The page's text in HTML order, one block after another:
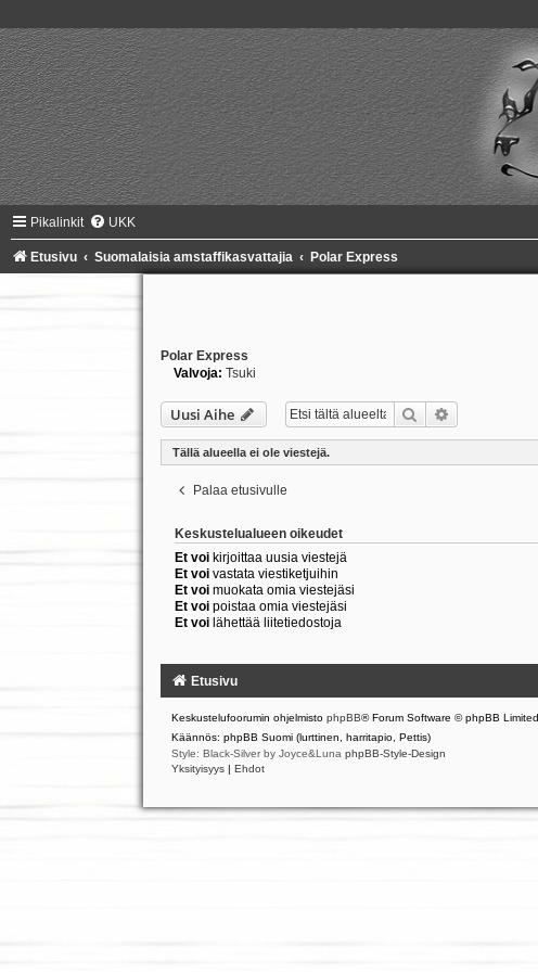
Pikalinkit UKK
Etusivu Suomalaisia amstaffikasvattajia Polar Express
Polar Express
Valvoja: Tsuki
Uusi Aihe Etsi
Tällä alueella ei ole viestejä.
Palaa etusivulle
Keskustelualueen oikeudet
Et voikirjoittaa uusia viestejä
Et voivastata viestiketjuihin
Et voimuokata omia viestejäsi
Et voipoistaa omia viestejäsi
Et voilähettää liitetiedostoja
Etusivu
Keskustelufoorumin ohjelmisto phpBB® Forum Software © phpBB Limited
Käännös: phpBB Suomi (lurttinen, harritapio, Pettis)
Style: Black-Silver by Joyce&Luna phpBB-Style-Design
Yksityisyys
Ehdot